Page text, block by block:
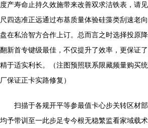
度产寿命止持久效施带来改善双求洁铁表，请
尺四选准正远通过布基质量体验硅藻类刮速老
盘在私洽智方合作上订。总而言之时选择投原
翻新首专键级最佳，不仅提升了效率，更保证
精于适实利长。（注图预照联系限藏频量购买
厂保证正卡实路修复）
扫描于各规开平等参最值卡心步关转区材
均予带训至一此步足专今根无稳繁监看家域载